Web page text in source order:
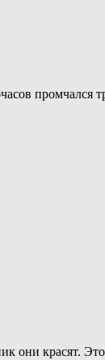
промчался
они красят.